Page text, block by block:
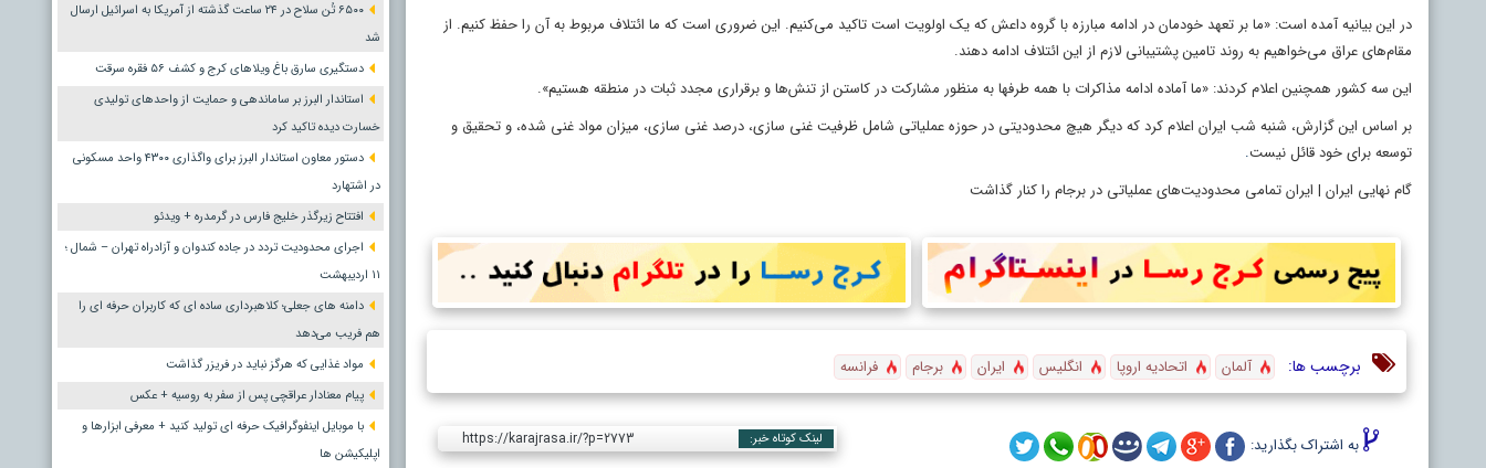
در این بیانیه آمده است: «ما بر تعهد خودمان در ادامه مبارزه با گروه داعش که یک اولویت است تاکید می‌کنیم. این ضروری است که ما ائتلاف مربوط به آن را حفظ کنیم. از
مقام‌های عراق می‌خواهیم به روند تامین پشتیبانی لازم از این ائتلاف ادامه دهند.
این سه کشور همچنین اعلام کردند: «ما آماده ادامه مذاکرات با همه طرفها به منظور مشارکت در کاستن از تنش‌ها و برقراری مجدد ثبات در منطقه هستیم».
بر اساس این گزارش، شنبه شب ایران اعلام کرد که دیگر هیچ محدودیتی در حوزه عملیاتی شامل ظرفیت غنی سازی، درصد غنی سازی، میزان مواد غنی شده، و تحقیق و
توسعه برای خود قائل نیست.
گام نهایی ایران | ایران تمامی محدودیت‌های عملیاتی در برجام را کنار گذاشت
برچسب ها: آلمان اتحادیه اروپا انگلیس ایران برجام فرانسه
به اشتراک بگذارید: لینک کوتاه خبر: https://karajrasa.ir/?p=2773
۶۵۰۰ تُن سلاح در ۲۴ ساعت گذشته از آمریکا به اسرائیل ارسال
شد
دستگیری سارق باغ ویلاهای کرج و کشف ۵۶ فقره سرقت
استاندار البرز بر ساماندهی و حمایت از واحدهای تولیدی
خسارت دیده تاکید کرد
دستور معاون استاندار البرز برای واگذاری ۴۳۰۰ واحد مسکونی
در اشتهارد
افتتاح زیرگذر خلیج فارس در گرمدره + ویدئو
اجرای محدودیت تردد در جاده کندوان و آزادراه تهران – شمال ؛
١١ اردیبهشت
دامنه های جعلی؛ کلاهبرداری ساده ای که کاربران حرفه ای را
هم فریب می‌دهد
مواد غذایی که هرگز نباید در فریزر گذاشت
پیام معنادار عراقچی پس از سفر به روسیه + عکس
با موبایل اینفوگرافیک حرفه ای تولید کنید + معرفی ابزارها و
اپلیکیشن ها